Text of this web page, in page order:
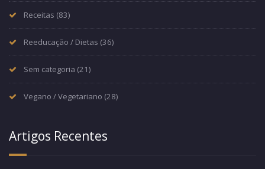
Receitas (83)
Reeducação / Dietas (36)
Sem categoria (21)
Vegano / Vegetariano (28)
Artigos Recentes